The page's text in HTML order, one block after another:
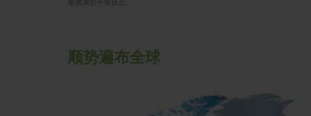
最健康的平衡状态。
顺势遍布全球